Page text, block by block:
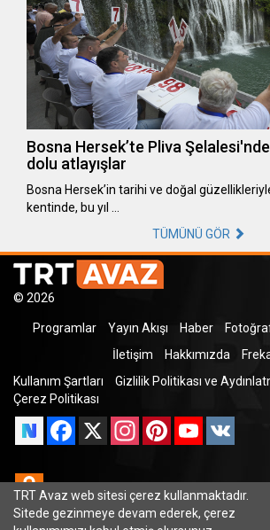
Bosna Hersek’te Pliva
dolu atlayışlar
Bosna Hersek’in tarihi ve doğal
kentinde, bu yıl …
TÜMÜNÜ GÖR
© 2026
Programlar Yayın Akışı Haber
İletişim
Hakkımızda
Kullanım Şartları
Gizlilik Politikası ve
Çerez Politikası
Facebook
X InstagramPinterestYouTube
Odnoklassniki
TRT Avaz web sitesi çerez kullanmaktadır.
Sitede gezinmeye devam ederek, çerez